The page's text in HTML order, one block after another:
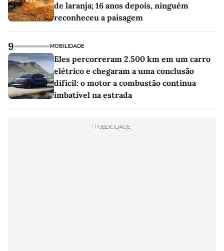
de laranja; 16 anos depois, ninguém
reconheceu a paisagem
9 MOBILIDADE
Eles percorreram 2.500 km em um carro
elétrico e chegaram a uma conclusão
difícil: o motor a combustão continua
imbatível na estrada
PUBLICIDADE